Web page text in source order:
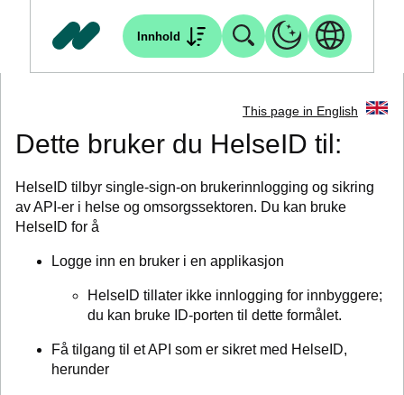
Innhold
This page in English
Dette bruker du HelseID til:
HelseID tilbyr single-sign-on brukerinnlogging og sikring
av API-er i helse og omsorgssektoren. Du kan bruke
HelseID for å
Logge inn en bruker i en applikasjon
HelseID tillater ikke innlogging for innbyggere;
du kan bruke ID-porten til dette formålet.
Få tilgang til et API som er sikret med HelseID,
herunder